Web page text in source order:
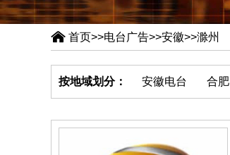
 首页>>电台广告>>安徽>>滁州
按地域划分： 安徽电台 合肥